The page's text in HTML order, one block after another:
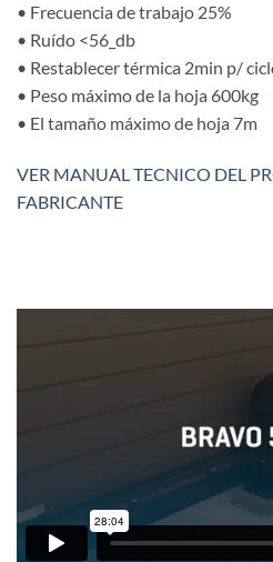
• Frecuencia de trabajo 25%
• Ruído <56_db
• Restablecer térmica 2min p/
• Peso máximo de la hoja 600kg
• El tamaño máximo de hoja 7m
VER MANUAL TECNICO DEL
FABRICANTE